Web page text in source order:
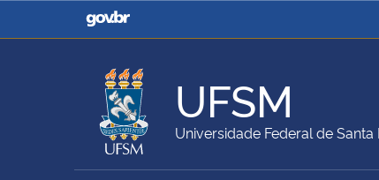
Casa Civil
Ministério da Justiça e
Ministério da Agricultura,
Pecuária e Abastecimento
Ministério da Educação
UFSM
Universidade Federal de Santa